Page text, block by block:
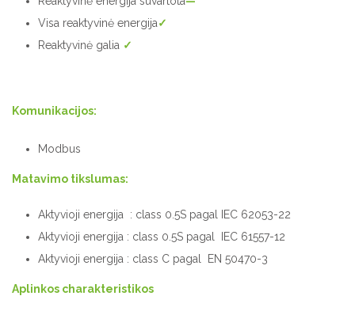
Visa reaktyvinė energija✓
Reaktyvinė galia ✓
Komunikacijos:
Modbus
Matavimo tikslumas:
Aktyvioji energija : class 0.5S pagal IEC 62053-22
Aktyvioji energija : class 0.5S pagal IEC 61557-12
Aktyvioji energija : class C pagal EN 50470-3
Aplinkos charakteristikos